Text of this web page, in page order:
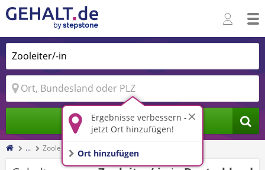
Ergebnisse verbessern -
jetzt Ort hinzufügen!
Ort hinzufügen
Jobs finden
... Zooleiter/-in